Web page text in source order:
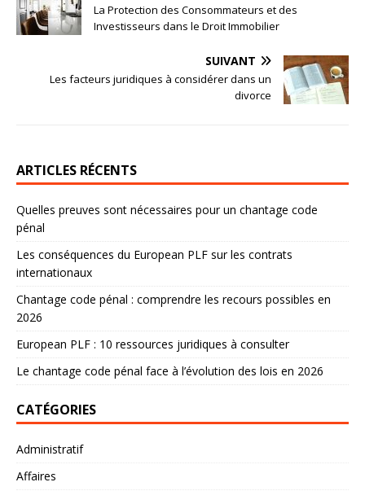
La Protection des Consommateurs et des
Investisseurs dans le Droit Immobilier
SUIVANT
Les facteurs juridiques à considérer dans un
divorce
ARTICLES RÉCENTS
Quelles preuves sont nécessaires pour un chantage code
pénal
Les conséquences du European PLF sur les contrats
internationaux
Chantage code pénal : comprendre les recours possibles en
2026
European PLF : 10 ressources juridiques à consulter
Le chantage code pénal face à l’évolution des lois en 2026
CATÉGORIES
Administratif
Affaires